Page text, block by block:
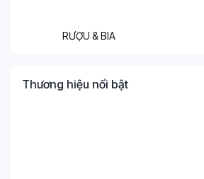
RƯỢU & BIA
Thương hiệu nổi bật